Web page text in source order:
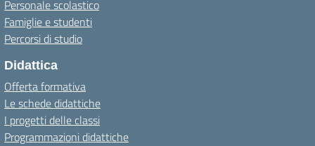
Personale scolastico
Famiglie e studenti
Percorsi di studio
Didattica
Offerta formativa
Le schede didattiche
I progetti delle classi
Programmazioni didattiche